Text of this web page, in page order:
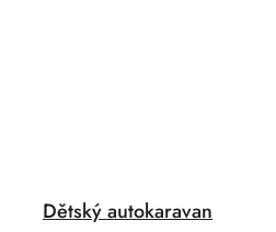
Dětský autokaravan